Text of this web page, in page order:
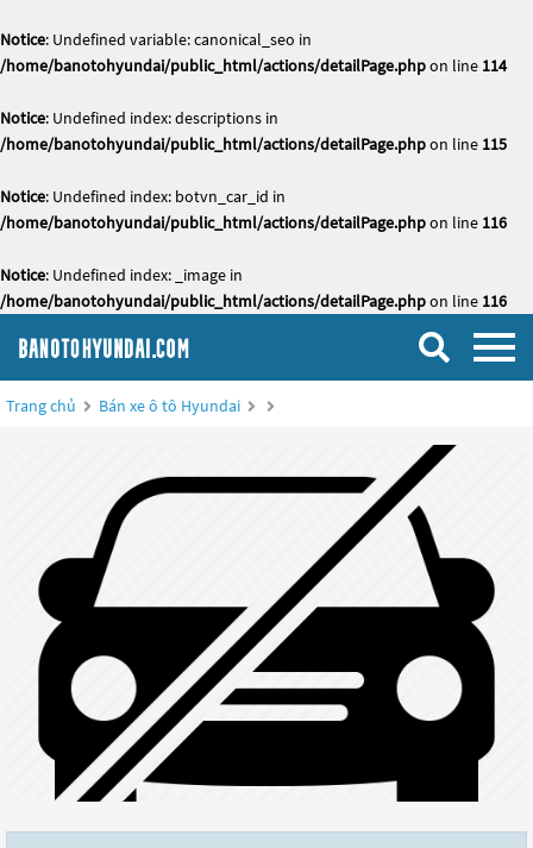
Notice: Undefined variable: canonical_seo in
/home/banotohyundai/public_html/actions/detailPage.phpon line 114
Notice: Undefined index: descriptions in
/home/banotohyundai/public_html/actions/detailPage.phpon line 115
Notice: Undefined index: botvn_car_id in
/home/banotohyundai/public_html/actions/detailPage.phpon line 116
Notice: Undefined index: _image in
/home/banotohyundai/public_html/actions/detailPage.phpon line 116
Trang chủ Bán xe ô tô Hyundai